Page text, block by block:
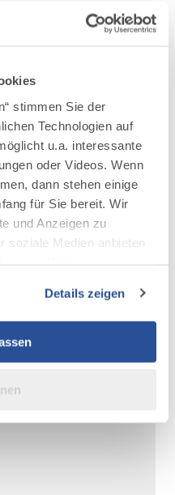
stimmen Sie der
Technologien auf
u.a. interessante
oder Videos. Wenn
dann stehen einige
für Sie bereit. Wir
und Anzeigen zu
soziale Medien anbieten
unsere Partner für
weiter. Unsere
möglicherweise mit
Sie ihnen bereitgestellt
Details zeigen